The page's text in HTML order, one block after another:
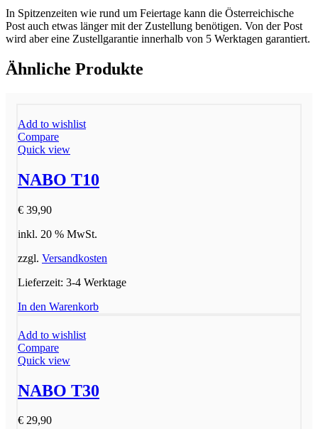
In Spitzenzeiten wie rund um Feiertage kann die Österreichische
Post auch etwas länger mit der Zustellung benötigen. Von der Post
wird aber eine Zustellgarantie innerhalb von 5 Werktagen garantiert.
Ähnliche Produkte
Add to wishlist
Compare
Quick view
NABO T10
€ 39,90
inkl. 20 % MwSt.
zzgl. Versandkosten
Lieferzeit: 3-4 Werktage
In den Warenkorb
Add to wishlist
Compare
Quick view
NABO T30
€ 29,90